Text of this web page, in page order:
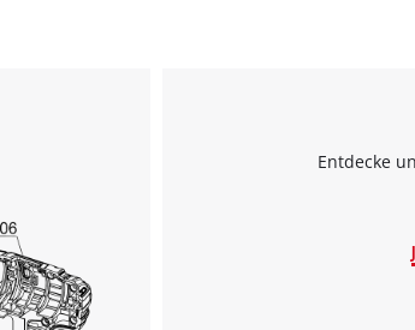
Entdecke